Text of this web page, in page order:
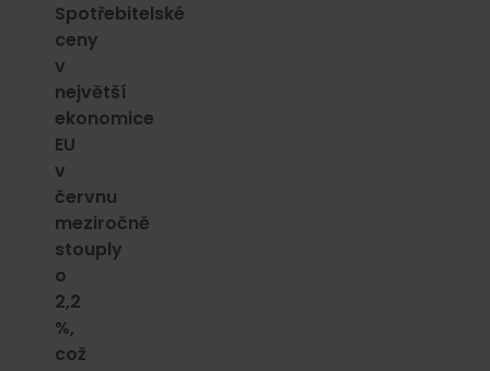
Spotřebitelské
ceny
v
největší
ekonomice
EU
v
červnu
meziročně
stouply
o
2,2
%,
což